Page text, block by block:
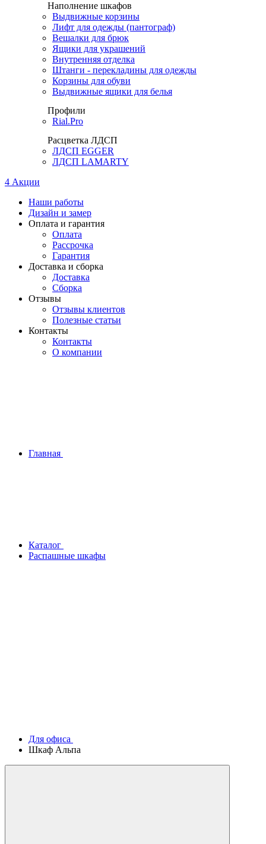
Наполнение шкафов
Выдвижные корзины
Лифт для одежды (пантограф)
Вешалки для брюк
Ящики для украшений
Внутренняя отделка
Штанги - перекладины для одежды
Корзины для обуви
Выдвижные ящики для белья
Профили
Rial.Pro
Расцветка ЛДСП
ЛДСП EGGER
ЛДСП LAMARTY
4 Акции
Наши работы
Дизайн и замер
Оплата и гарантия
Оплата
Рассрочка
Гарантия
Доставка и сборка
Доставка
Сборка
Отзывы
Отзывы клиентов
Полезные статьи
Контакты
Контакты
О компании
Главная
Каталог
Распашные шкафы
Для офиса
Шкаф Альпа